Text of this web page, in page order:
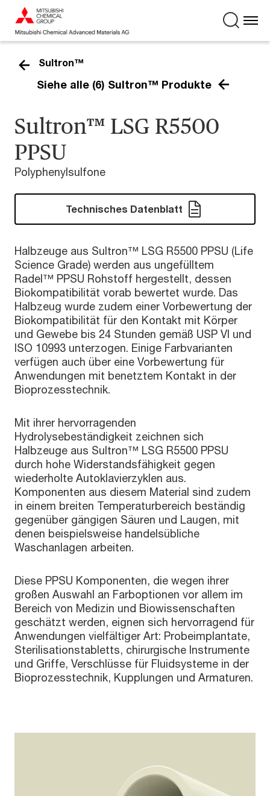
Sultron™
Siehe alle (6) Sultron™ Produkte
Sultron™ LSG R5500
PPSU
Polyphenylsulfone
Technisches Datenblatt
Halbzeuge aus Sultron™ LSG R5500 PPSU (Life
Science Grade) werden aus ungefülltem
Radel™ PPSU Rohstoff hergestellt, dessen
Biokompatibilität vorab bewertet wurde. Das
Halbzeug wurde zudem einer Vorbewertung der
Biokompatibilität für den Kontakt mit Körper
und Gewebe bis 24 Stunden gemäß USP VI und
ISO 10993 unterzogen. Einige Farbvarianten
verfügen auch über eine Vorbewertung für
Anwendungen mit benetztem Kontakt in der
Bioprozesstechnik.
Mit ihrer hervorragenden
Hydrolysebeständigkeit zeichnen sich
Halbzeuge aus Sultron™ LSG R5500 PPSU
durch hohe Widerstandsfähigkeit gegen
wiederholte Autoklavierzyklen aus.
Komponenten aus diesem Material sind zudem
in einem breiten Temperaturbereich beständig
gegenüber gängigen Säuren und Laugen, mit
denen beispielsweise handelsübliche
Waschanlagen arbeiten.
Diese PPSU Komponenten, die wegen ihrer
großen Auswahl an Farboptionen vor allem im
Bereich von Medizin und Biowissenschaften
geschätzt werden, eignen sich hervorragend für
Anwendungen vielfältiger Art: Probeimplantate,
Sterilisationstabletts, chirurgische Instrumente
und Griffe, Verschlüsse für Fluidsysteme in der
Bioprozesstechnik, Kupplungen und Armaturen.